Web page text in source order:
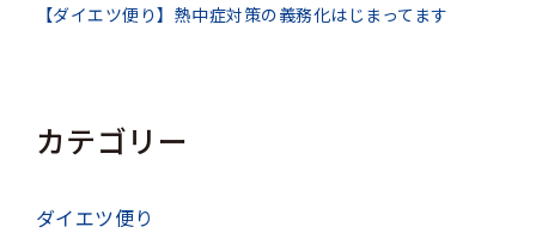
【ダイエツ便り】熱中症対策の義務化はじまってます
カテゴリー
ダイエツ便り